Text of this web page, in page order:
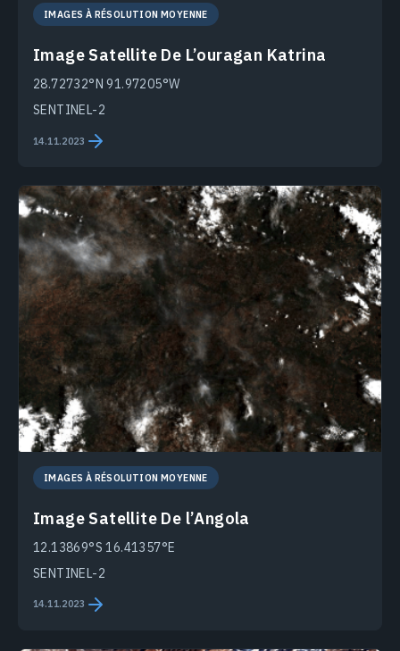
IMAGES À RÉSOLUTION MOYENNE
Image Satellite De L’ouragan Katrina
28.72732°N 91.97205°W
SENTINEL-2
14.11.2023
IMAGES À RÉSOLUTION MOYENNE
Image Satellite De l’Angola
12.13869°S 16.41357°E
SENTINEL-2
14.11.2023